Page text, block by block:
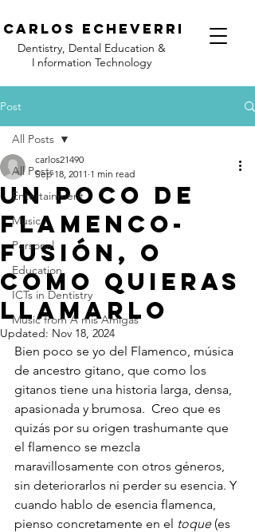
Carlos Echeverri
Dentistry, Dental Education &
I nformation Technology
Post
All Posts
Entertainment
Music
Personal
Education
ICTs in Dentistry
Music from A mis Amigas
All Posts
Un poco de
flamenco-
fusión, o
como quieras
llamarlo
carlos21490
Sep 18, 2011 1 min read
Updated: Nov 18, 2024
Bien poco se yo del Flamenco, música
de ancestro gitano, que como los
gitanos tiene una historia larga, densa,
apasionada y brumosa.  Creo que es
quizás por su origen trashumante que
el flamenco se mezcla
maravillosamente con otros géneros,
sin deteriorarlos ni perder su esencia. Y
cuando hablo de esencia flamenca,
pienso concretamente en el toque (es